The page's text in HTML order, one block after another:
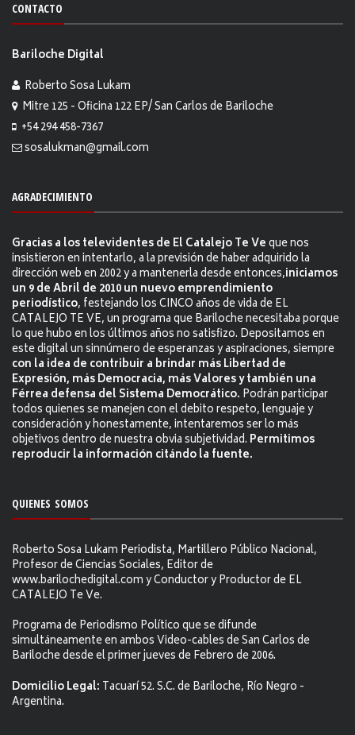
CONTACTO
Bariloche Digital
Roberto Sosa Lukam
Mitre 125 - Oficina 122 EP/ San Carlos de Bariloche
+54 294 458-7367
sosalukman@gmail.com
AGRADECIMIENTO
Gracias a los televidentes de El Catalejo Te Veque nos
insistieron en intentarlo, a la previsión de haber adquirido la
dirección web en 2002 y a mantenerla desde entonces,iniciamos
un 9 de Abril de 2010 un nuevo emprendimiento
periodístico, festejando los CINCO años de vida de EL
CATALEJO TE VE, un programa que Bariloche necesitaba porque
lo que hubo en los últimos años no satisfizo. Depositamos en
este digital un sinnúmero de esperanzas y aspiraciones, siempre
con la idea de contribuir a brindar más Libertad de
Expresión, más Democracia, más Valores y también una
Férrea defensa del Sistema Democrático. Podrán participar
todos quienes se manejen con el debito respeto, lenguaje y
consideración y honestamente, intentaremos ser lo más
objetivos dentro de nuestra obvia subjetividad. Permitimos
reproducir la información citándo la fuente.
QUIENES SOMOS
Roberto Sosa Lukam Periodista, Martillero Público Nacional,
Profesor de Ciencias Sociales, Editor de
www.barilochedigital.com y Conductor y Productor de EL
CATALEJO Te Ve.
Programa de Periodismo Político que se difunde
simultáneamente en ambos Video-cables de San Carlos de
Bariloche desde el primer jueves de Febrero de 2006.
Domicilio Legal: Tacuarí 52. S.C. de Bariloche, Río Negro -
Argentina.